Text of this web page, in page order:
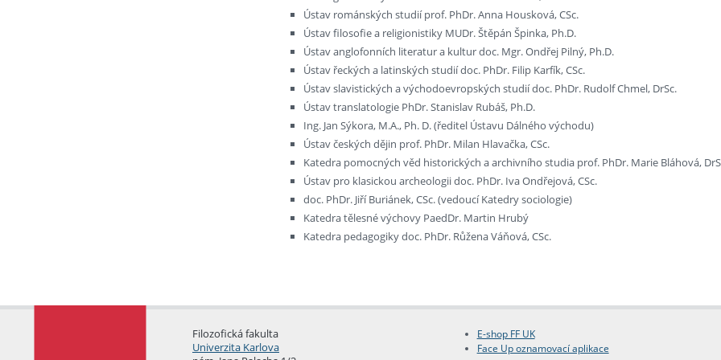
Ústav románských studií prof. PhDr. Anna Housková, CSc.
Ústav filosofie a religionistiky MUDr. Štěpán Špinka, Ph.D.
Ústav anglofonních literatur a kultur doc. Mgr. Ondřej Pilný, Ph.D.
Ústav řeckých a latinských studií doc. PhDr. Filip Karfík, CSc.
Ústav slavistických a východoevropských studií doc. PhDr. Rudolf Chmel, DrSc.
Ústav translatologie PhDr. Stanislav Rubáš, Ph.D.
Ing. Jan Sýkora, M.A., Ph. D. (ředitel Ústavu Dálného východu)
Ústav českých dějin prof. PhDr. Milan Hlavačka, CSc.
Katedra pomocných věd historických a archivního studia prof. PhDr. Marie Bláhová,
Ústav pro klasickou archeologii doc. PhDr. Iva Ondřejová, CSc.
doc. PhDr. Jiří Buriánek, CSc. (vedoucí Katedry sociologie)
Katedra tělesné výchovy PaedDr. Martin Hrubý
Katedra pedagogiky doc. PhDr. Růžena Váňová, CSc.
Filozofická fakulta
Univerzita Karlova
E-shop FF UK
Face Up oznamovací aplikace